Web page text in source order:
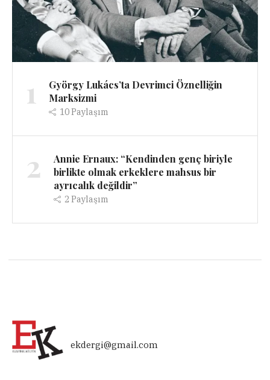
1
György Lukács’ta Devrimci Öznelliğin
Marksizmi
10Paylaşım
2
Annie Ernaux: “Kendinden genç biriyle
birlikte olmak erkeklere mahsus bir
ayrıcalık değildir”
2 Paylaşım
ekdergi@gmail.com